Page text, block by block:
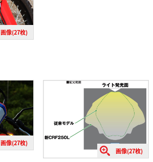
画像(27枚)
画像(27枚)
画像(27枚)